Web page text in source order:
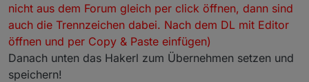
nicht aus dem Forum gleich per click öffnen, dann sind
auch die Trennzeichen dabei. Nach dem DL mit Editor
öffnen und per Copy & Paste einfügen)
Danach unten das Hakerl zum Übernehmen setzen und
speichern!